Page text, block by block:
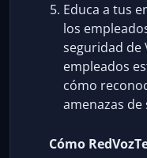
Educa a tus
los
seguridad de
empleados
cómo
amenazas de
Cómo